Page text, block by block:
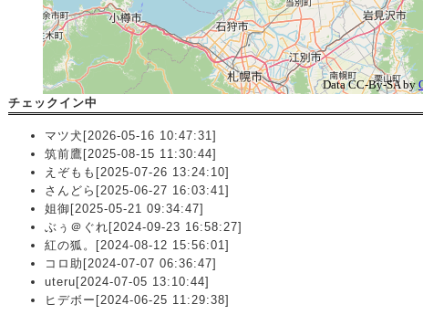
チェックイン中
マツ犬[2026-05-16 10:47:31]
筑前鷹[2025-08-15 11:30:44]
えぞもも[2025-07-26 13:24:10]
さんどら[2025-06-27 16:03:41]
姐御[2025-05-21 09:34:47]
ぶぅ＠ぐれ[2024-09-23 16:58:27]
紅の狐。[2024-08-12 15:56:01]
コロ助[2024-07-07 06:36:47]
uteru[2024-07-05 13:10:44]
ヒデボー[2024-06-25 11:29:38]